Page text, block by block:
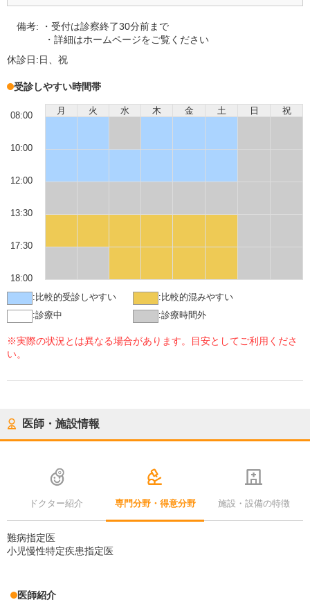
備考:
・受付は診察終了30分前まで
・詳細はホームページをご覧ください
休診日:日、祝
受診しやすい時間帯
月 火 水 木 金 土 日 祝
08:00
10:00
12:00
13:30
17:30
18:00
: 比較的受診しやすい : 比較的混みやすい
:診療中 :診療時間外
※実際の状況とは異なる場合があります。目安としてご利用くださ
い。
医師・施設情報
ドクター紹介 専門分野・得意分野 施設・設備の特徴
難病指定医
小児慢性特定疾患指定医
医師紹介